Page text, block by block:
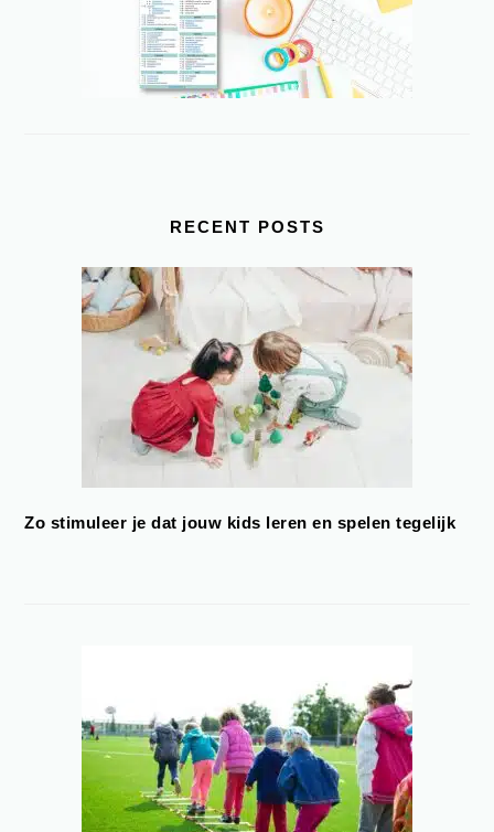
RECENT POSTS
Zo stimuleer je dat jouw kids leren en spelen tegelijk